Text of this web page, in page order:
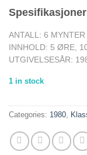
Spesifikasjoner
ANTALL: 6 MYNTER
INNHOLD: 5 ØRE,
UTGIVELSESÅR:
1 in stock
Categories: 1980,